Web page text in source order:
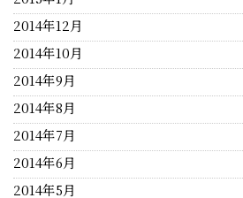
2014年12月
2014年10月
2014年9月
2014年8月
2014年7月
2014年6月
2014年5月